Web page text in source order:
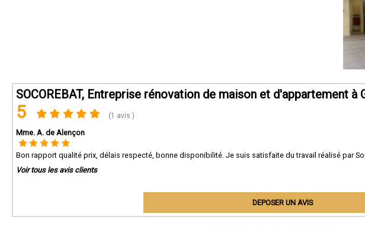
SOCOREBAT, Entreprise rénovation de maison et d'appartement à
5 (1 avis )
Mme. A. de Alençon
Bon rapport qualité prix, délais respecté, bonne disponibilité. Je suis satisfaite du travail réalisé par
Voir tous les avis clients
DEPOSER UN AVIS